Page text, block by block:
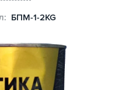
БПМ-1-2KG